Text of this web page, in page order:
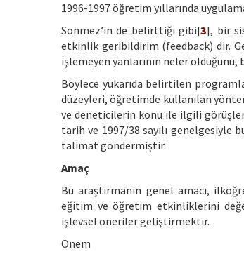
1996-1997 öğretim yıllarında
Sönmez’in de belirttiği gibi[3], bir
etkinlik geribildirim (feedback) dir.
işlemeyen yanlarının neler
Böylece yukarıda belirtilen
düzeyleri, öğretimde kullanılan
ve deneticilerin konu ile ilgili
tarih ve 1997/38 sayılı genelgesiyle
talimat göndermiştir.
Amaç
Bu araştırmanın genel amacı,
eğitim ve öğretim etkinliklerini
işlevsel öneriler geliştirmektir.
Önem